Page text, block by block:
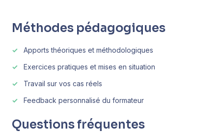
Méthodes pédagogiques
Apports théoriques et méthodologiques
Exercices pratiques et mises en situation
Travail sur vos cas réels
Feedback personnalisé du formateur
Questions fréquentes